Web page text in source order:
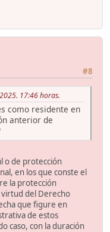
#8
17:46 horas.
como residente en
anterior de
o de protección
en los que conste el
la protección
del Derecho
que figure en
de estos
caso, con la duración